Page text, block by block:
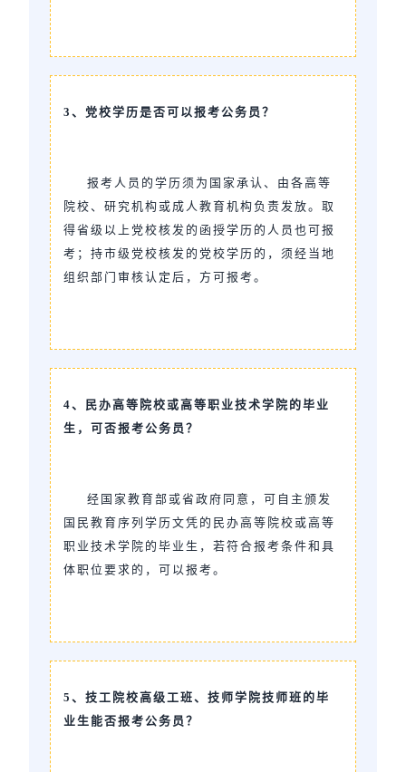
3、党校学历是否可以报考公务员？
报考人员的学历须为国家承认、由各高等
院校、研究机构或成人教育机构负责发放。取
得省级以上党校核发的函授学历的人员也可报
考；持市级党校核发的党校学历的，须经当地
组织部门审核认定后，方可报考。
4、民办高等院校或高等职业技术学院的毕业
生，可否报考公务员？
经国家教育部或省政府同意，可自主颁发
国民教育序列学历文凭的民办高等院校或高等
职业技术学院的毕业生，若符合报考条件和具
体职位要求的，可以报考。
5、技工院校高级工班、技师学院技师班的毕
业生能否报考公务员？